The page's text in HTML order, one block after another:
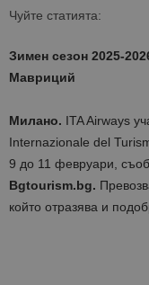
Чуйте статията:
Зимен сезон 2025-
Мавриций
Милано. ITA Airways
Internazionale del
9 до 11 февруари,
Bgtourism.bg.
който отразява и